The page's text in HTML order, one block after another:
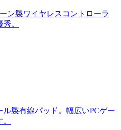
ン製ワイヤレスコントローラ
。
ル製有線パッド。幅広いPCゲー